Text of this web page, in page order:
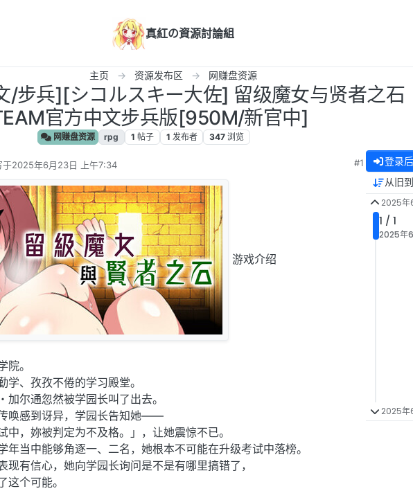
真紅の資源討論組
主页 资源发布区 网赚盘资源
/步兵][シコルスキー大佐] 留级魔女与贤者之石
官方中文步兵版[950M/新官中]
网赚盘资源 rpg 1 帖子 1 发布者 347 浏览
于2025年6月23日 上午7:34
后由 编辑
#1
游戏介绍
。
学、孜孜不倦的学习殿堂。
加尔通忽然被学园长叫了出去。
唤感到讶异，学园长告知她——
中，妳被判定为不及格。」，让她震惊不已。
年当中能够角逐一、二名，她根本不可能在升级考试中落榜。
现有信心，她向学园长询问是不是有哪里搞错了，
这个可能。
登录
从旧
2025年
1 / 1
2025年
2025年